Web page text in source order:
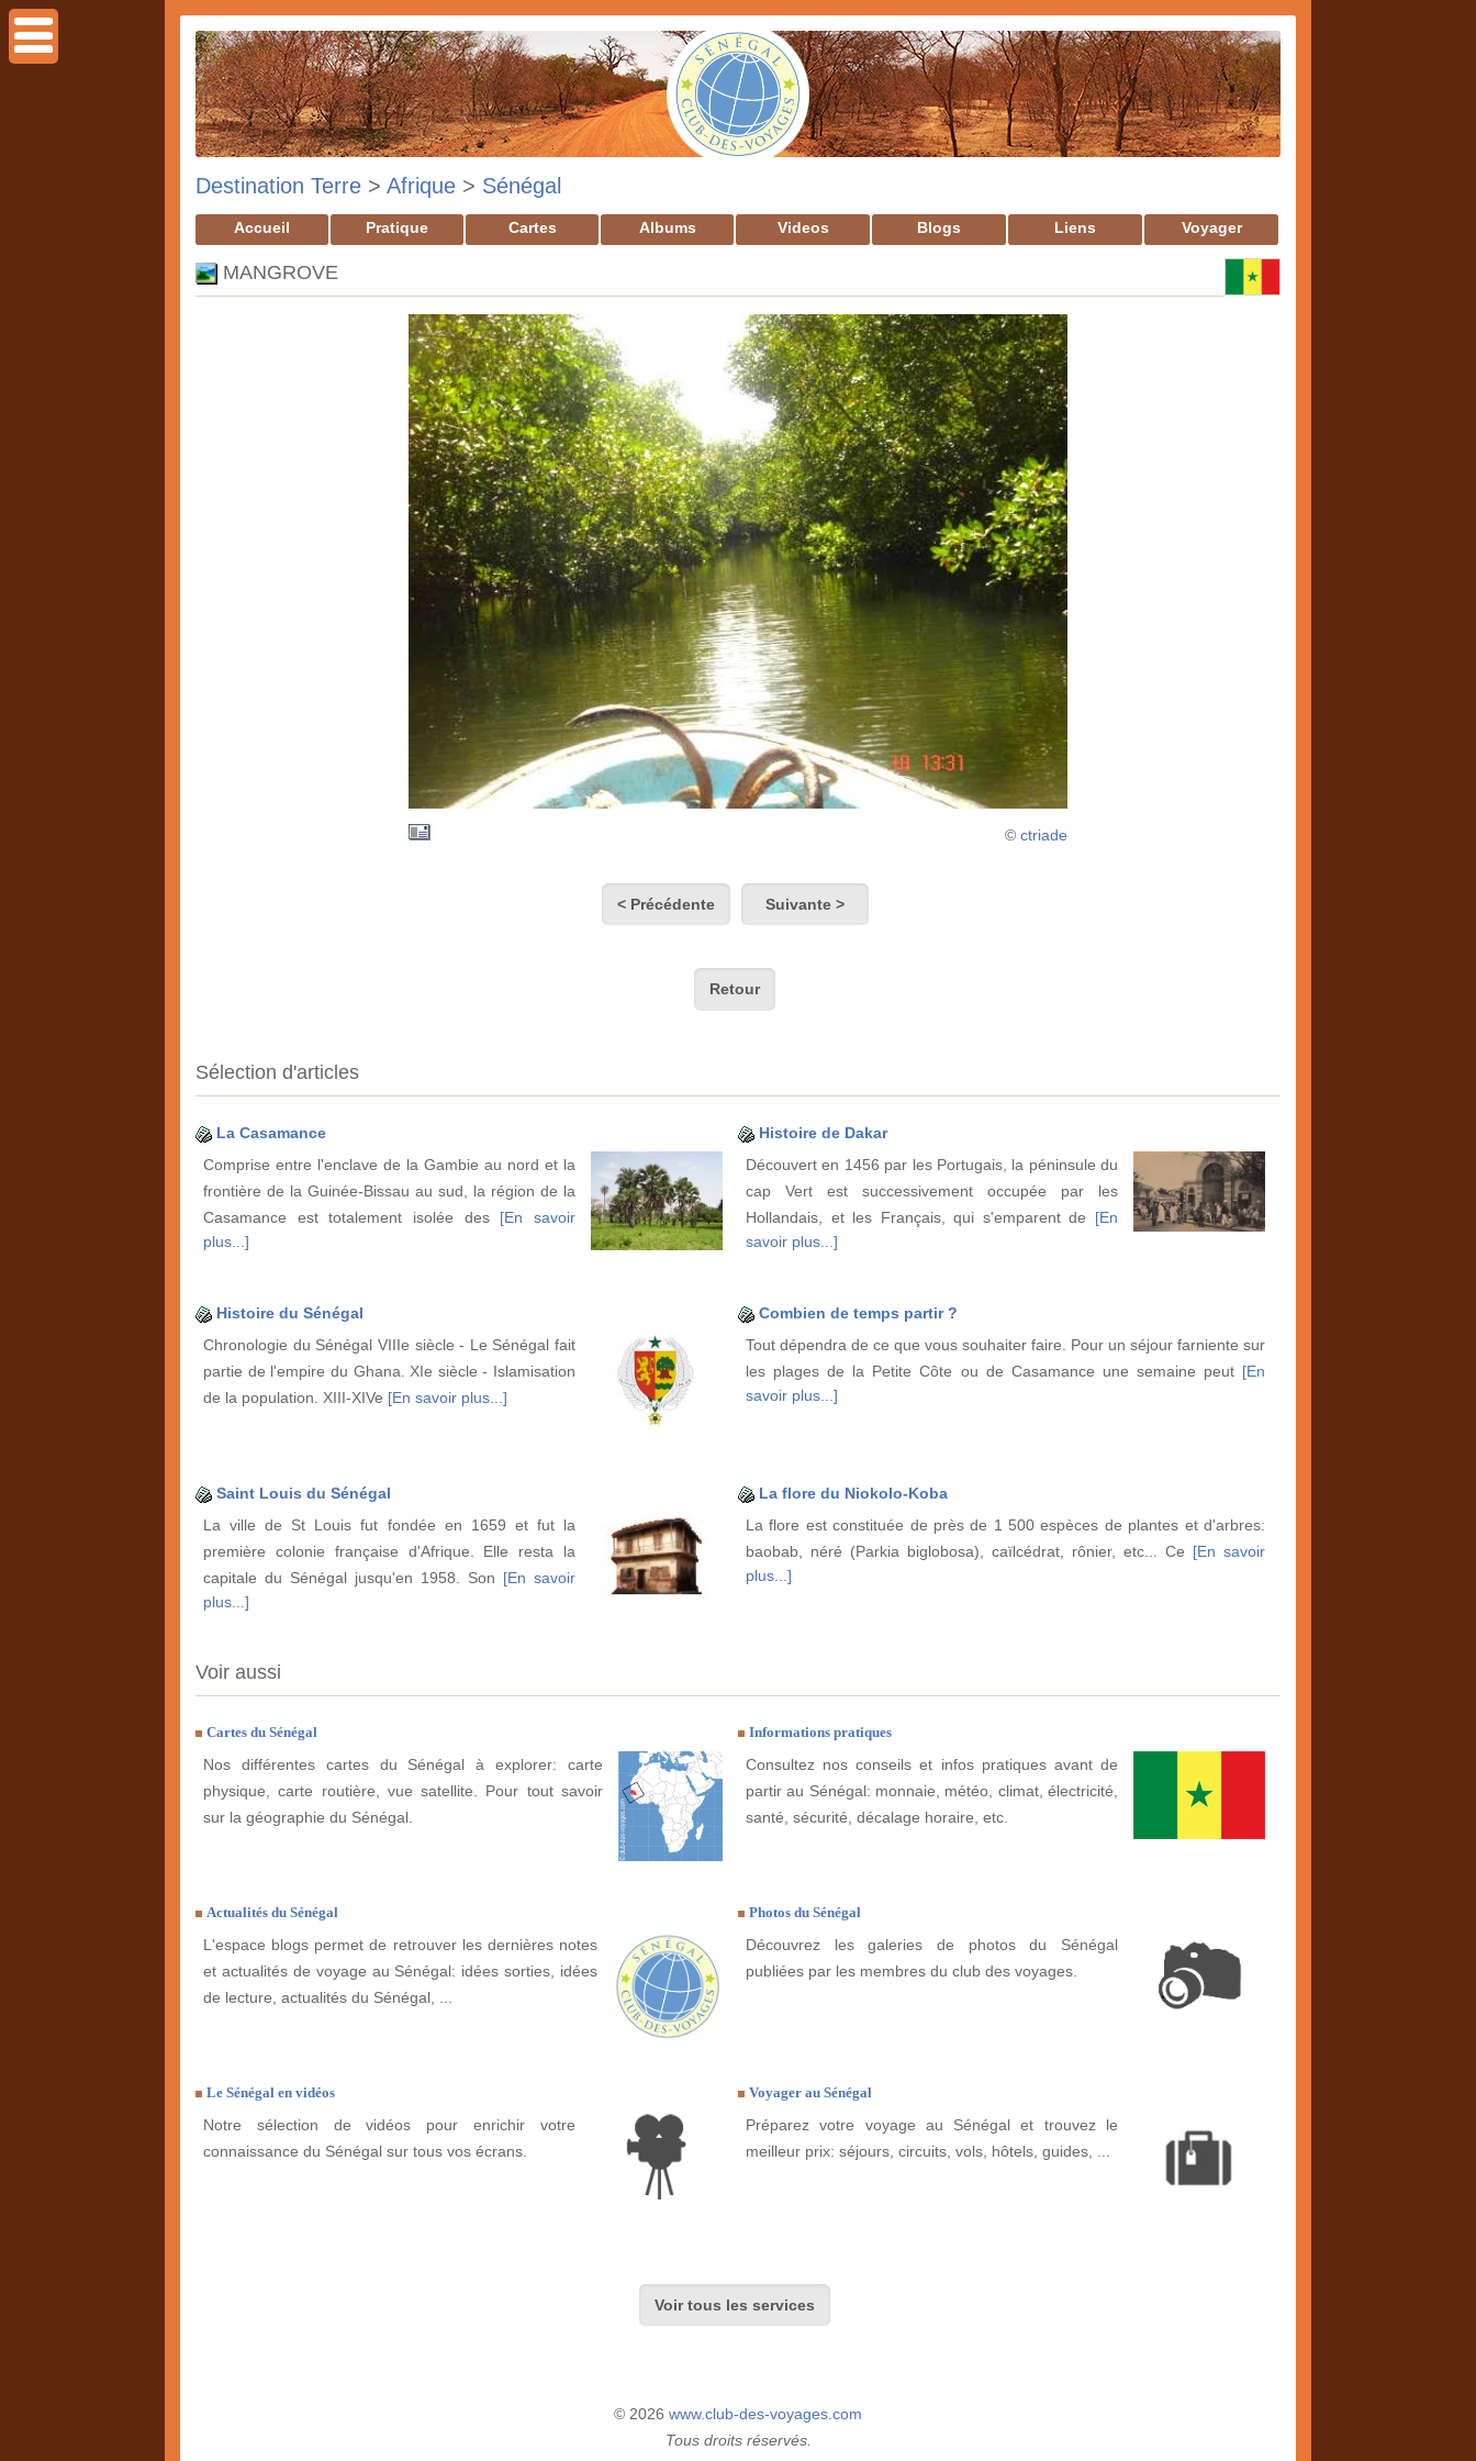
Destination Terre > Afrique > Sénégal
Accueil Pratique Cartes Albums Videos Blogs Liens Voyager
MANGROVE
© ctriade
< Précédente Suivante >
Retour
Sélection d'articles
La Casamance
Comprise entre l'enclave de la Gambie au nord et la
frontière de la Guinée-Bissau au sud, la région de la
Casamance est totalement isolée des [En savoir
plus...]
Histoire de Dakar
Découvert en 1456 par les Portugais, la péninsule du
cap Vert est successivement occupée par les
Hollandais, et les Français, qui s'emparent de [En
savoir plus...]
Histoire du Sénégal
Chronologie du Sénégal VIIIe siècle - Le Sénégal fait
partie de l'empire du Ghana. XIe siècle - Islamisation
de la population. XIII-XIVe [En savoir plus...]
Combien de temps partir ?
Tout dépendra de ce que vous souhaiter faire. Pour un séjour farniente sur
les plages de la Petite Côte ou de Casamance une semaine peut [En
savoir plus...]
Saint Louis du Sénégal
La ville de St Louis fut fondée en 1659 et fut la
première colonie française d'Afrique. Elle resta la
capitale du Sénégal jusqu'en 1958. Son [En savoir
plus...]
La flore du Niokolo-Koba
La flore est constituée de près de 1 500 espèces de plantes et d'arbres:
baobab, néré (Parkia biglobosa), caïlcédrat, rônier, etc... Ce [En savoir
plus...]
Voir aussi
Cartes du Sénégal
Nos différentes cartes du Sénégal à explorer: carte
physique, carte routière, vue satellite. Pour tout savoir
sur la géographie du Sénégal.
Informations pratiques
Consultez nos conseils et infos pratiques avant de
partir au Sénégal: monnaie, météo, climat, électricité,
santé, sécurité, décalage horaire, etc.
Actualités du Sénégal
L'espace blogs permet de retrouver les dernières notes
et actualités de voyage au Sénégal: idées sorties, idées
de lecture, actualités du Sénégal, ...
Photos du Sénégal
Découvrez les galeries de photos du Sénégal
publiées par les membres du club des voyages.
Le Sénégal en vidéos
Notre sélection de vidéos pour enrichir votre
connaissance du Sénégal sur tous vos écrans.
Voyager au Sénégal
Préparez votre voyage au Sénégal et trouvez le
meilleur prix: séjours, circuits, vols, hôtels, guides, ...
Voir tous les services
© 2026 www.club-des-voyages.com
Tous droits réservés.